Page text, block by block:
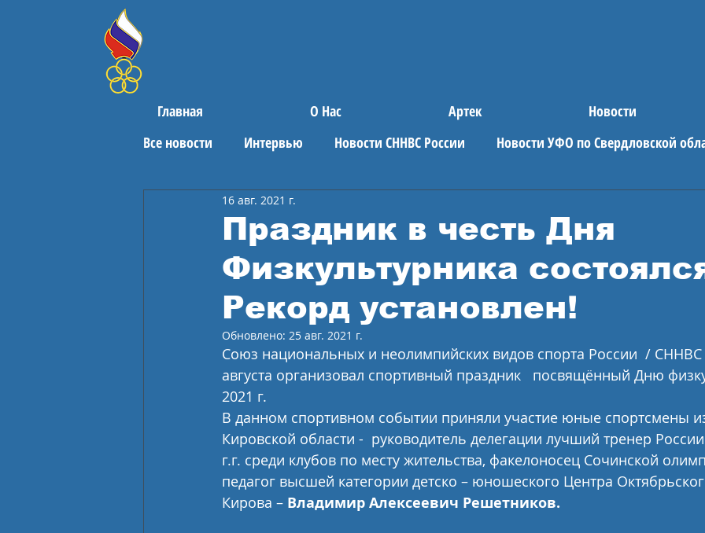
Главная О Нас Артек Новости
Все новости
Интервью Новости СННВС России Новости УФО по Свердловской
Поздравления Спортивные новости
Праздник в честь Дня
Физкультурника
Рекорд установлен!
16 авг. 2021 г.
Обновлено: 25 авг. 2021 г.
Союз национальных и неолимпийских видов спорта России  / СННВС
августа организовал спортивный праздник   посвящённый Дню
2021 г.
В данном спортивном событии приняли участие юные спортсмены
Кировской области -  руководитель делегации лучший тренер
г.г. среди клубов по месту жительства, факелоносец Сочинской
педагог высшей категории детско – юношеского Центра
Кирова – Владимир Алексеевич Решетников.